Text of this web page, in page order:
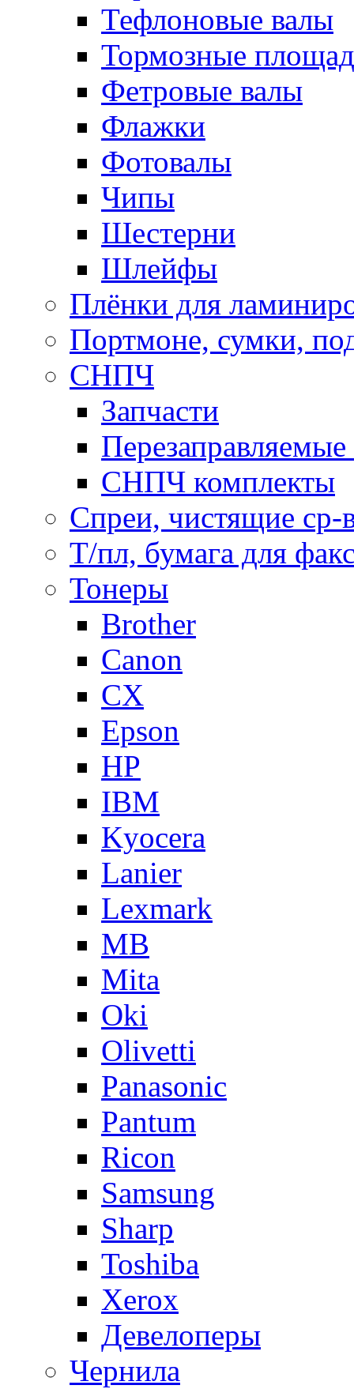
Тефлоновые валы
Тормозные
Фетровые валы
Флажки
Фотовалы
Чипы
Шестерни
Шлейфы
Плёнки для
Портмоне, сумки,
СНПЧ
Запчасти
Перезаправляемые
СНПЧ комплекты
Спреи, чистящие ср-
Т/пл, бумага для
Тонеры
Brother
Canon
CX
Epson
HP
IBM
Kyocera
Lanier
Lexmark
MB
Mita
Oki
Olivetti
Panasonic
Pantum
Ricon
Samsung
Sharp
Toshiba
Xerox
Девелоперы
Чернила